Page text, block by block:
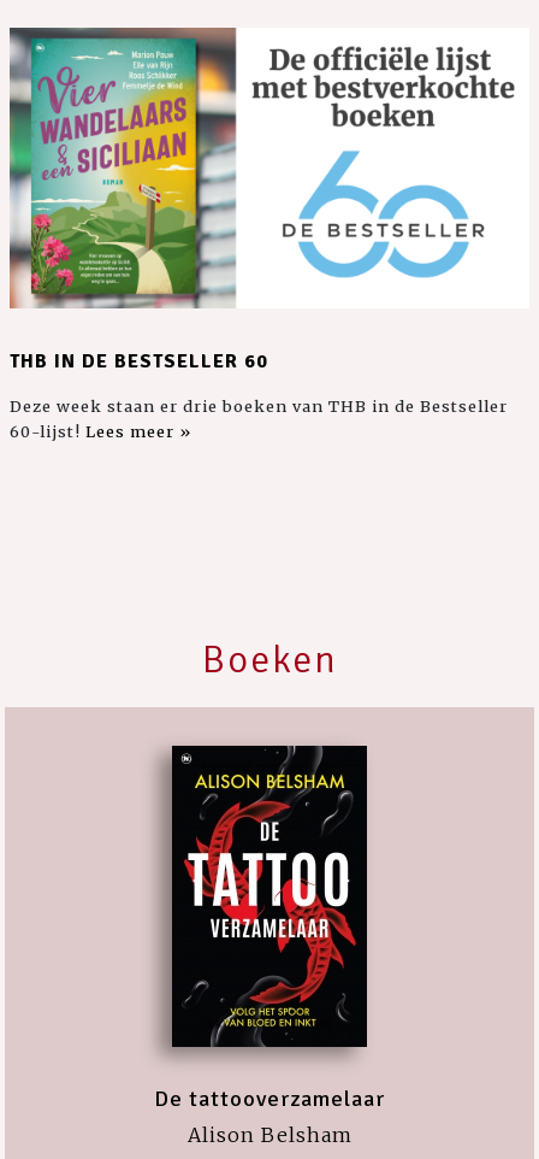
THB IN DE BESTSELLER 60
Deze week staan er drie boeken van THB in de Bestseller
60-lijst! Lees meer »
Boeken
De tattooverzamelaar
Alison Belsham